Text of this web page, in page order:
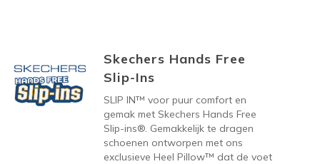
Skechers Hands Free
Slip-Ins
SLIP IN™ voor puur comfort en
gemak met Skechers Hands Free
Slip-ins®. Gemakkelijk te dragen
schoenen ontworpen met ons
exclusieve Heel Pillow™ dat de voet